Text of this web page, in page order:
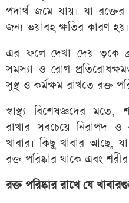
পদার্থ জমে যায়। যা
জন্য ভয়াবহ ক্ষতির কারণ হয়।
এর ফলে দেখা দেয় ত্বকে
সমস্যা ও রোগ
সুস্থ ও কর্মক্ষম রাখতে রক্ত
স্বাস্থ্য বিশেষজ্ঞদের
রাখার সবচেয়ে নিরাপদ
খাবার। কিছু খাবার আছে,
রক্ত পরিষ্কার থাকে এবং
রক্ত পরিষ্কার রাখে যে